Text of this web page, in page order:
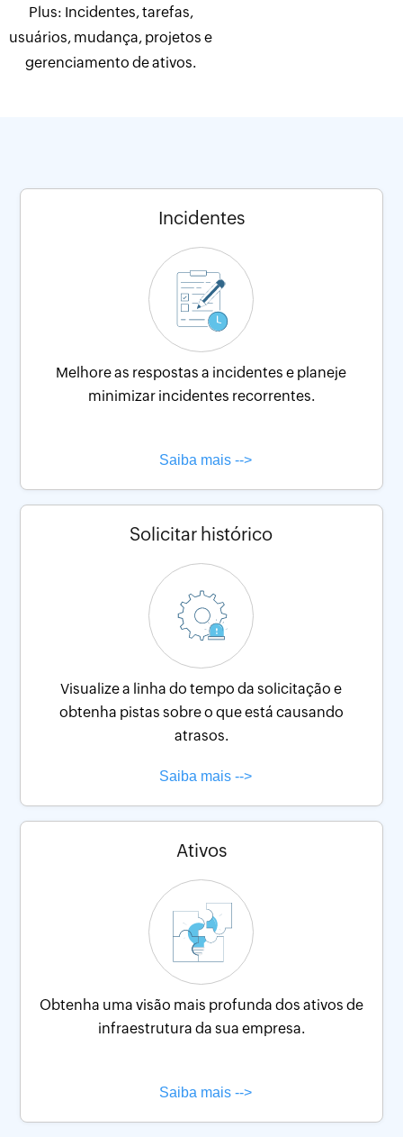
Plus: Incidentes, tarefas,
usuários, mudança, projetos e
gerenciamento de ativos.
Incidentes
Melhore as respostas a incidentes e planeje
minimizar incidentes recorrentes.
Solicitar histórico
Visualize a linha do tempo da solicitação e
obtenha pistas sobre o que está causando
atrasos.
Ativos
Obtenha uma visão mais profunda dos ativos de
infraestrutura da sua empresa.